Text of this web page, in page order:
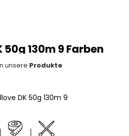
130m 9 Farben
unsere Produkte
DK 50g 130m 9